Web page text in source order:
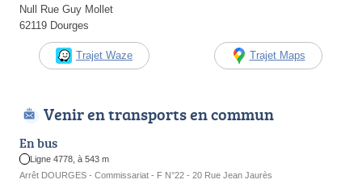
Null Rue Guy Mollet
62119 Dourges
Trajet Waze Trajet Maps
Venir en transports en commun
En bus
Ligne 4778, à 543 m
Arrêt DOURGES - Commissariat - F N°22 - 20 Rue Jean Jaurès